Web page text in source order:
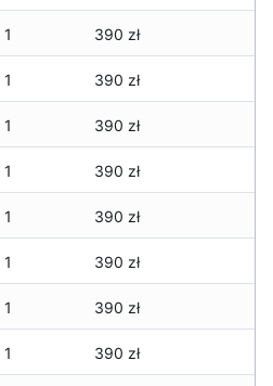
1 390 zł
1 390 zł
1 390 zł
1 390 zł
1 390 zł
1 390 zł
1 390 zł
1 390 zł